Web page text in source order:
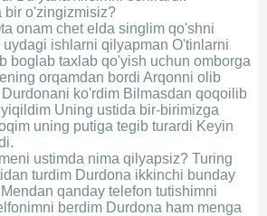
bir o'zingizmisiz?
onam chet elda singlim qo'shni
ishlarni qilyapman O'tinlarni
boglab taxlab qo'yish uchun omborga
orqamdan bordi Arqonni olib
ko'rdim Bilmasdan qoqoilib
Uning ustida bir-birimizga
uning putiga tegib turardi Keyin
ustimda nima qilyapsiz? Turing
turdim Durdona ikkinchi bunday
qanday telefon tutishimni
berdim Durdona ham menga